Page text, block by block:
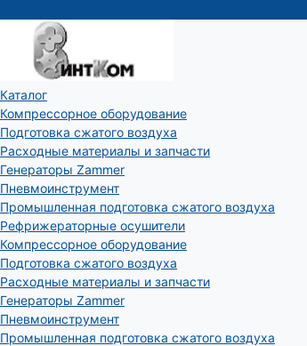
Каталог
Компрессорное оборудование
Подготовка сжатого воздуха
Расходные материалы и запчасти
Генераторы Zammer
Пневмоинструмент
Промышленная подготовка сжатого воздуха
Рефрижераторные осушители
Компрессорное оборудование
Подготовка сжатого воздуха
Расходные материалы и запчасти
Генераторы Zammer
Пневмоинструмент
Промышленная подготовка сжатого воздуха